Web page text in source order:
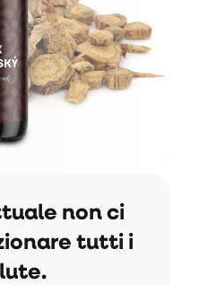
non ci
tutti i